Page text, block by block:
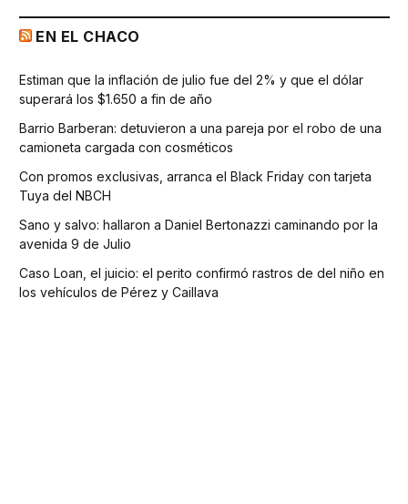
EN EL CHACO
Estiman que la inflación de julio fue del 2% y que el dólar
superará los $1.650 a fin de año
Barrio Barberan: detuvieron a una pareja por el robo de una
camioneta cargada con cosméticos
Con promos exclusivas, arranca el Black Friday con tarjeta
Tuya del NBCH
Sano y salvo: hallaron a Daniel Bertonazzi caminando por la
avenida 9 de Julio
Caso Loan, el juicio: el perito confirmó rastros de del niño en
los vehículos de Pérez y Caillava